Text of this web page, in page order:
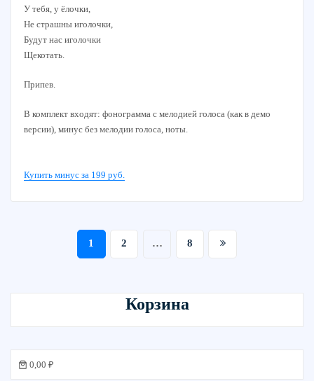
У тебя, у ёлочки,
Не страшны иголочки,
Будут нас иголочки
Щекотать.
Припев.
В комплект входят: фонограмма с мелодией голоса (как в демо
версии), минус без мелодии голоса, ноты.
Купить минус за 199 руб.
Пагинация
1 2 … 8
Корзина
0,00 ₽